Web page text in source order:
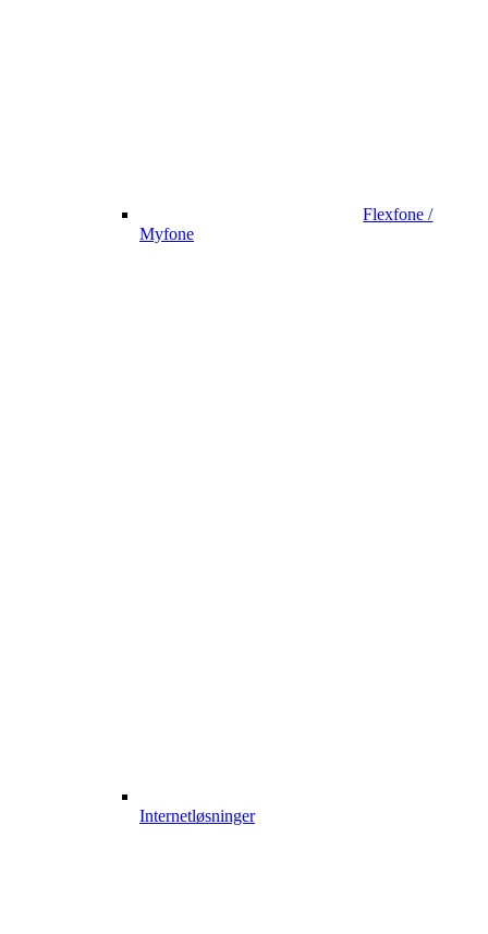
Flexfone /
Myfone
Internetløsninger